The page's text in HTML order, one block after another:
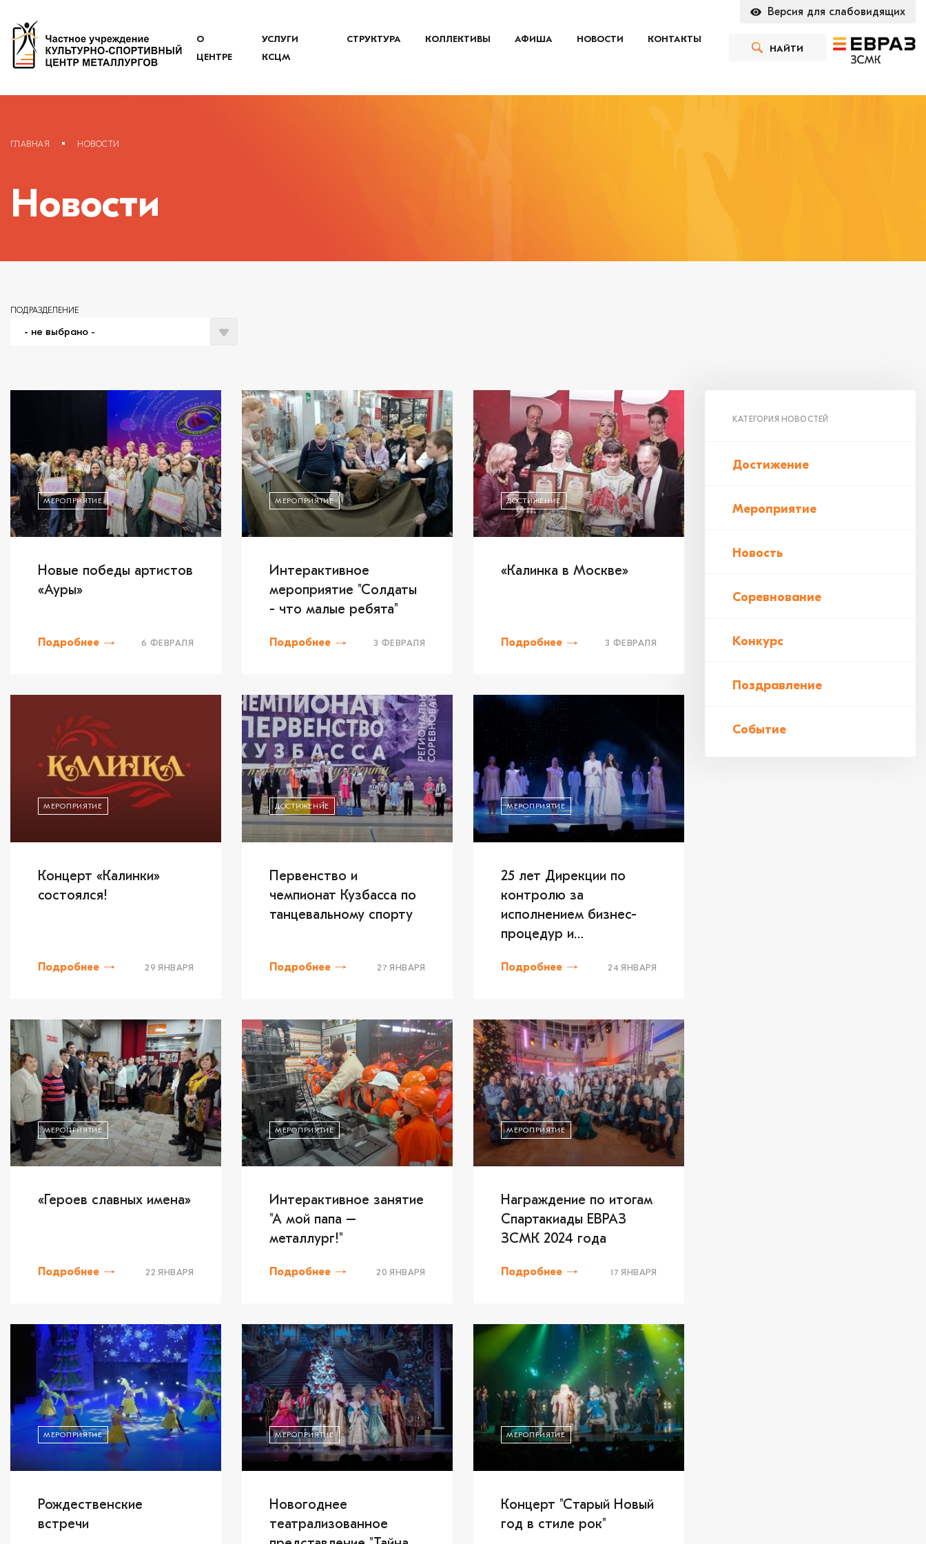
Версия для слабовидящих
О
ЦЕНТРЕ
УСЛУГИ
КСЦМ
СТРУКТУРА КОЛЛЕКТИВЫ АФИША НОВОСТИ
КОНТАКТЫ
НАЙТИ
ГЛАВНАЯ НОВОСТИ
Новости
ПОДРАЗДЕЛЕНИЕ
МЕРОПРИЯТИЕ
Новые победы артистов
«Ауры»
Подробнее 6 ФЕВРАЛЯ
МЕРОПРИЯТИЕ
Интерактивное
мероприятие "Солдаты
- что малые ребята"
Подробнее 3 ФЕВРАЛЯ
ДОСТИЖЕНИЕ
«Калинка в Москве»
Подробнее 3 ФЕВРАЛЯ
МЕРОПРИЯТИЕ
Концерт «Калинки»
состоялся!
Подробнее 29 ЯНВАРЯ
ДОСТИЖЕНИЕ
Первенство и
чемпионат Кузбасса по
танцевальному спорту
Подробнее 27 ЯНВАРЯ
МЕРОПРИЯТИЕ
25 лет Дирекции по
контролю за
исполнением бизнес-
процедур и
Подробнее 24 ЯНВАРЯ
МЕРОПРИЯТИЕ
«Героев славных имена»
Подробнее 22 ЯНВАРЯ
МЕРОПРИЯТИЕ
Интерактивное занятие
"А мой папа –
металлург!"
Подробнее 20 ЯНВАРЯ
МЕРОПРИЯТИЕ
Награждение по итогам
Спартакиады ЕВРАЗ
ЗСМК 2024 года
Подробнее 17 ЯНВАРЯ
МЕРОПРИЯТИЕ
Рождественские
встречи
МЕРОПРИЯТИЕ
Новогоднее
театрализованное
МЕРОПРИЯТИЕ
Концерт "Старый Новый
год в стиле рок"
КАТЕГОРИЯ НОВОСТЕЙ
Достижение
Мероприятие
Новость
Соревнование
Конкурс
Поздравление
Событие